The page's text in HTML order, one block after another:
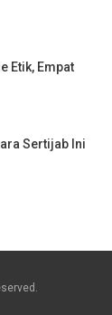
Etik, Empat
Sertijab Ini